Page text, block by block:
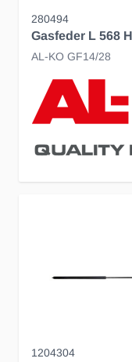
280494
Gasfeder L 568
AL-KO GF14/28
1204304